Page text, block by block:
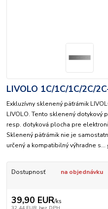
LIVOLO 1C/1C/1C/2C/
Exkluzívny sklenený päťrámik
LIVOLO. Tento sklenený dotykový
resp. dotyková plocha pre
Sklenený päťrámik nie je
určený a kompatibilný výhradne s...
Dostupnosť na objednávku
39,90 EUR/ks